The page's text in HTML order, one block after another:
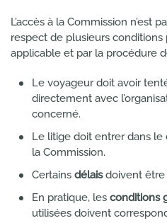
L’accès à la Commission n’est
respect de plusieurs
applicable et par la procédure
Le voyageur doit avoir
directement avec
concerné.
Le litige doit entrer dans
la Commission.
Certains délaisdoivent être
En pratique, les conditions
utilisées doivent